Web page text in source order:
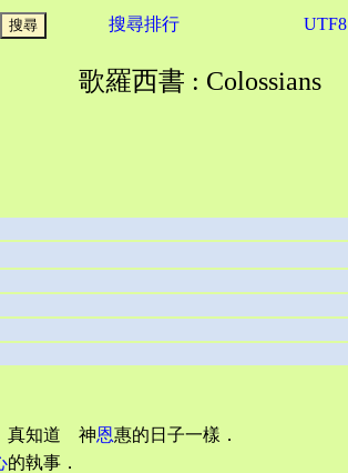
搜尋排行 UTF8
歌羅西書 : Colossians
真知道 神恩惠的日子一樣．
的執事．